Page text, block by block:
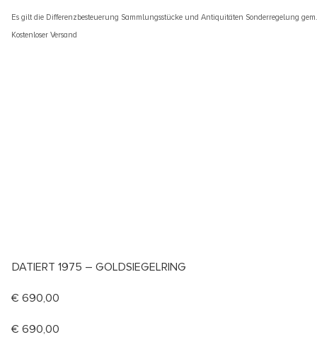
Es gilt die Differenzbesteuerung Sammlungsstücke und Antiquitäten Sonderregelung
Kostenloser Versand
DATIERT 1975 – GOLDSIEGELRING
€ 690,00
€ 690,00